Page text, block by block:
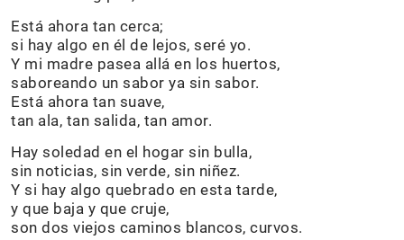
Está ahora tan cerca;
si hay algo en él de lejos, seré yo.
Y mi madre pasea allá en los huertos,
saboreando un sabor ya sin sabor.
Está ahora tan suave,
tan ala, tan salida, tan amor.
Hay soledad en el hogar sin bulla,
sin noticias, sin verde, sin niñez.
Y si hay algo quebrado en esta tarde,
y que baja y que cruje,
son dos viejos caminos blancos, curvos.